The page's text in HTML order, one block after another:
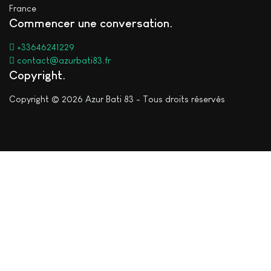
France
Commencer une conversation
+33646241229
contact@azurbati83.fr
Copyright
Copyright © 2026 Azur Bati 83 - Tous droits réservés